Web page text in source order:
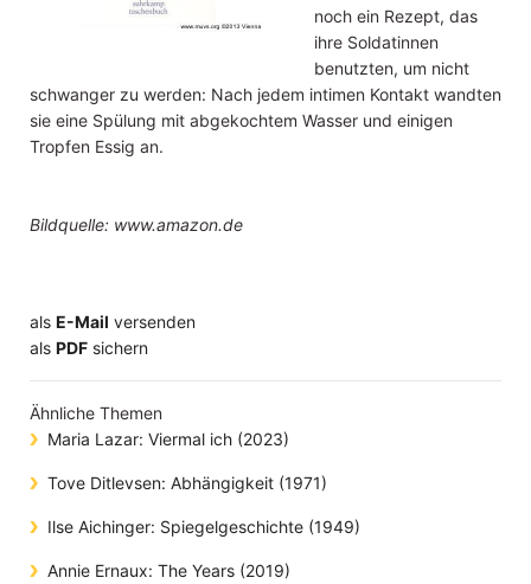
noch ein Rezept, das
ihre Soldatinnen
benutzten, um nicht
schwanger zu werden: Nach jedem intimen Kontakt wandten
sie eine Spülung mit abgekochtem Wasser und einigen
Tropfen Essig an.
Bildquelle: www.amazon.de
als E-Mail versenden
​​​​​​​​​​​​​​​​​als PDF sichern
Ähnliche Themen
Maria Lazar: Viermal ich (2023)
Tove Ditlevsen: Abhängigkeit (1971)
Ilse Aichinger: Spiegelgeschichte (1949)
Annie Ernaux: The Years (2019)